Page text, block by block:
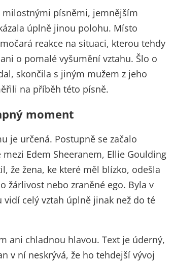
milostnými písněmi, jemnějším
úplně jinou polohu. Místo
reakce na situaci, kterou tehdy
o pomalé vyšumění vztahu. Šlo o
skončila s jiným mužem z jeho
na příběh této písně.
moment
je určená. Postupně se začalo
Edem Sheeranem, Ellie Goulding
že žena, ke které měl blízko, odešla
žárlivost nebo zraněné ego. Byla v
celý vztah úplně jinak než do té
ani chladnou hlavou. Text je úderný,
v ní neskrývá, že ho tehdejší vývoj